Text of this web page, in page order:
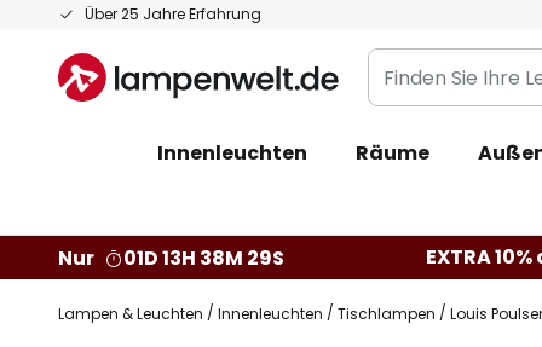
Über 25 Jahre Erfahrung
Zum
springen
Finden
Sie
Leuchte...
Innenleuchten Räume
Nur 01D 13H 38M 28S EXTRA
Lampen & Leuchten Innenleuchten Tischlampen Louis